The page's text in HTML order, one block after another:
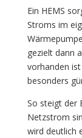
Ein HEMS
Stroms im
gezielt dann
vorhanden
besonders
So steigt der
Netzstrom
wird deutlich